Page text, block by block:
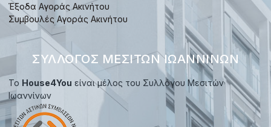
Έξοδα Αγοράς Ακινήτου
Συμβουλές Αγοράς Ακινήτου
ΣΎΛΛΟΓΟΣ ΜΕΣΙΤΏΝ ΙΩΑΝΝΊΝΩΝ
Το House4You είναι μέλος του Συλλόγου Μεσιτών
Ιωαννίνων